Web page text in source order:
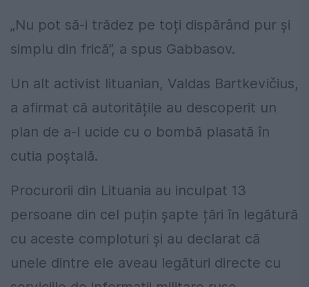
„Nu pot să-i trădez pe toți dispărând pur și
simplu din frică”, a spus Gabbasov.
Un alt activist lituanian, Valdas Bartkevičius,
a afirmat că autoritățile au descoperit un
plan de a-l ucide cu o bombă plasată în
cutia poștală.
Procurorii din Lituania au inculpat 13
persoane din cel puțin șapte țări în legătură
cu aceste comploturi și au declarat că
unele dintre ele aveau legături directe cu